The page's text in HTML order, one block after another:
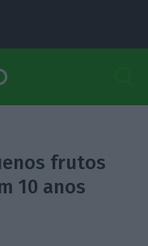
frutos
10 anos